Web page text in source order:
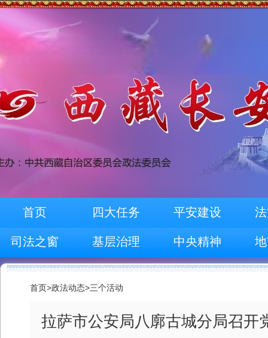
首页 四大任务 平安建设
司法之窗 基层治理 中央精神
首页>政法动态>三个活动
拉萨市公安局八廓古城分局召开